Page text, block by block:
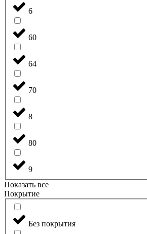
6
60
64
70
8
80
9
Показать все
Покрытие
Без покрытия